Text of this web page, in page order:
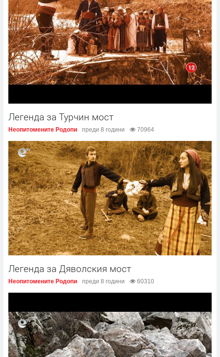
Легенда за Турчин мост
Неопитомените Родопи преди 8 години 70964
Легенда за Дяволския мост
Неопитомените Родопи преди 8 години 60310